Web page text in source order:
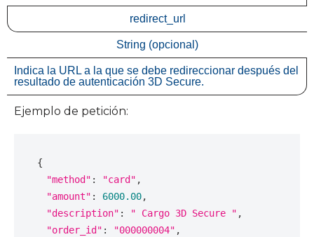
redirect_url
String (opcional)
Indica la URL a la que se debe redireccionar después del
resultado de autenticación 3D Secure.
Ejemplo de petición:
{
"method" : "card" ,
"amount" : 6000.00,
"description" : " Cargo 3D Secure " ,
"order_id" : "000000004" ,